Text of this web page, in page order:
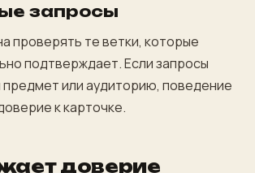
запросы
проверять те ветки, которые
подтверждает. Если запросы
предмет или аудиторию, поведение
к карточке.
доверие